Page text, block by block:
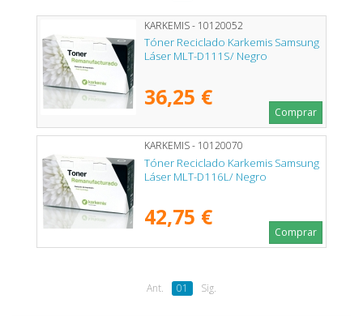
KARKEMIS - 10120052
Tóner Reciclado Karkemis Samsung
Láser MLT-D111S/ Negro
36,25 €
Comprar
KARKEMIS - 10120070
Tóner Reciclado Karkemis Samsung
Láser MLT-D116L/ Negro
42,75 €
Comprar
Ant. 01 Sig.